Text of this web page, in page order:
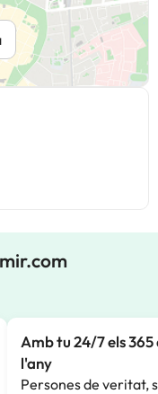
Amb tu 24/7 els 365
l'any
Persones de veritat,